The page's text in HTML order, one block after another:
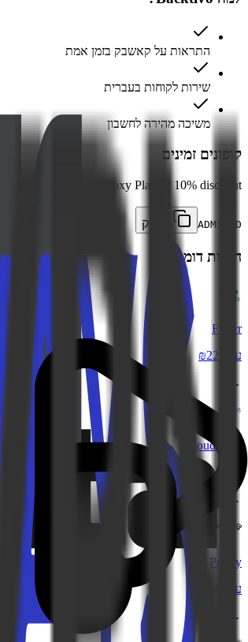
התראות על קאשבק בזמן אמת
שירות לקוחות בעברית
משיכה מהירה לחשבון
קופונים זמינים
Dynamic Residential Proxy Plans，10% discount
ADMITAD העתק
חנויות דומות
Fiverr
עד ₪225
Cloudways
₪162
Preply
עד ₪44